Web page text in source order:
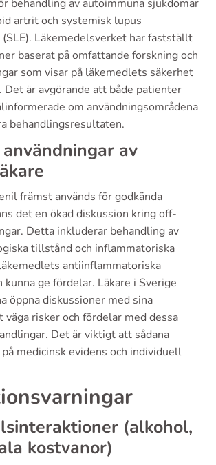
behandling av autoimmuna sjukdomar
artrit och systemisk lupus
Läkemedelsverket har fastställt
baserat på omfattande forskning och
som visar på läkemedlets säkerhet
är avgörande att både patienter
om användningsområdena
behandlingsresultaten.
av
främst används för godkända
det en ökad diskussion kring off-
Detta inkluderar behandling av
tillstånd och inflammatoriska
antiinflammatoriska
kunna ge fördelar. Läkare i Sverige
öppna diskussioner med sina
risker och fördelar med dessa
Det är viktigt att sådana
medicinsk evidens och individuell
(alkohol,
kostvanor)